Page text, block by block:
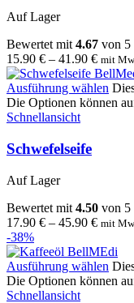
Auf Lager
Bewertet mit 4.67 von 5
15.90 € – 41.90 € mit
Ausführung wählen
Die Optionen können
Schnellansicht
Schwefelseife
Auf Lager
Bewertet mit 4.50 von 5
17.90 € – 45.90 € mit
-38%
Ausführung wählen
Die Optionen können
Schnellansicht